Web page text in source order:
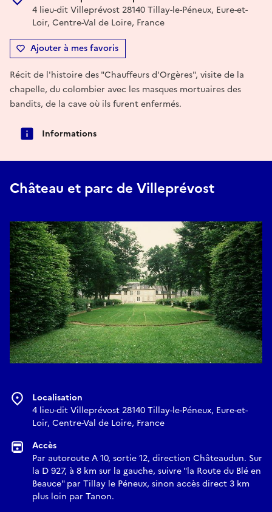
4 lieu-dit Villeprévost 28140 Tillay-le-Péneux, Eure-et-
Loir, Centre-Val de Loire, France
Ajouter à mes favoris
Récit de l'histoire des "Chauffeurs d'Orgères", visite de la
chapelle, du colombier avec les masques mortuaires des
bandits, de la cave où ils furent enfermés.
Informations
Château et parc de Villeprévost
Localisation
4 lieu-dit Villeprévost 28140 Tillay-le-Péneux, Eure-et-
Loir, Centre-Val de Loire, France
Accès
Par autoroute A 10, sortie 12, direction Châteaudun. Sur
la D 927, à 8 km sur la gauche, suivre "la Route du Blé en
Beauce" par Tillay le Péneux, sinon accès direct 3 km
plus loin par Tanon.